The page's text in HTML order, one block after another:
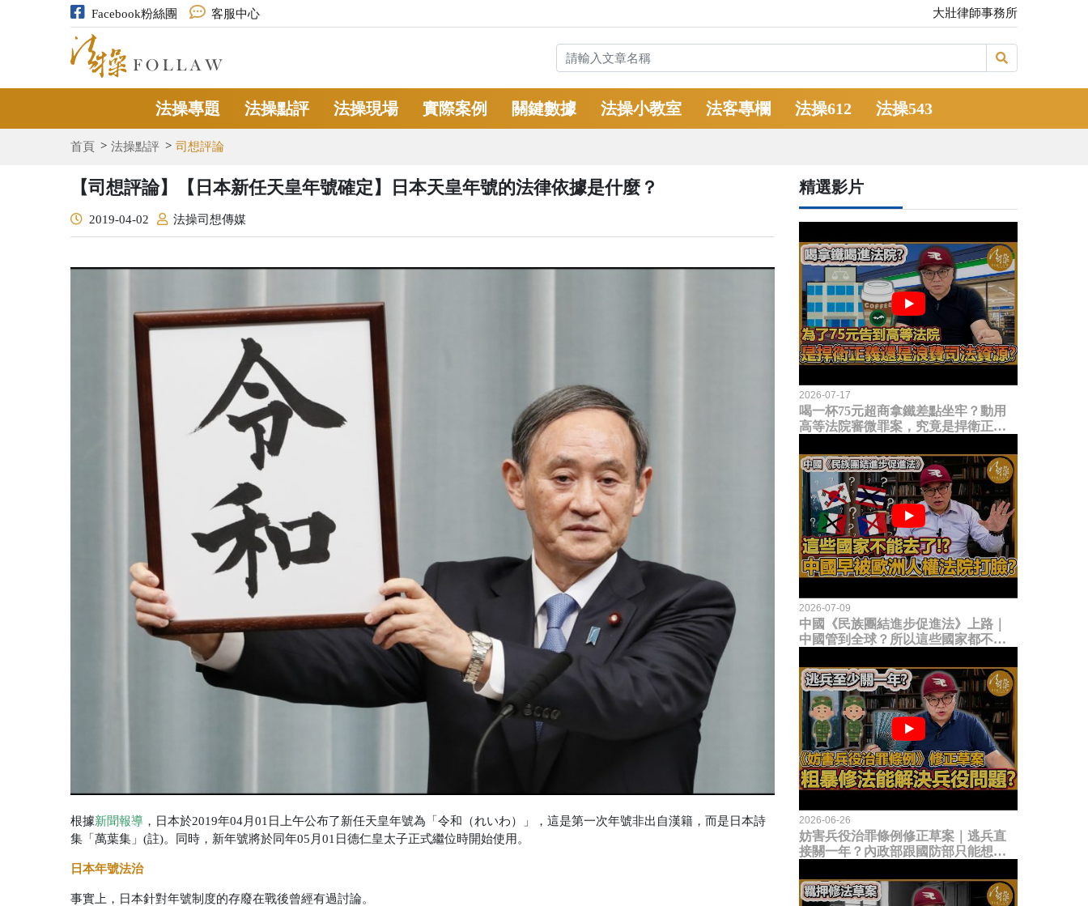
Facebook粉絲團 客服中心 大壯律師事務所
法操專題 法操點評 法操現場 實際案例 關鍵數據 法操小教室 法客專欄 法操612 法操543
首頁 法操點評 司想評論
【司想評論】【日本新任天皇年號確定】日本天皇年號的法律依據是什麼？
2019-04-02 法操司想傳媒
根據新聞報導 ，日本於2019年04月01日上午公布了新任天皇年號為「令和（れいわ）」，這是第一次年號非出自漢籍，而是日本詩
集「萬葉集」(註)。同時，新年號將於同年05月01日德仁皇太子正式繼位時開始使用。
日本年號法治
事實上，日本針對年號制度的存廢在戰後曾經有過討論。
精選影片
2026-07-17
喝一杯75元超商拿鐵差點坐牢？動用
高等法院審微罪案，究竟是捍衛正義
2026-07-09
中國《民族團結進步促進法》上路｜
中國管到全球？所以這些國家都不能
臉？
2026-06-26
妨害兵役治罪條例修正草案｜逃兵直
接關一年？內政部跟國防部只能想到
題？